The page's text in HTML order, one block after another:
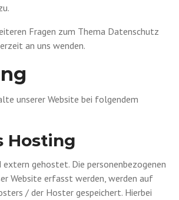
Fragen zum Thema Datenschutz
an uns wenden.
unserer Website bei folgendem
Hosting
extern gehostet. Die personenbezogenen
Website erfasst werden, werden auf
/ der Hoster gespeichert. Hierbei